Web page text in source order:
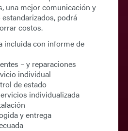
una mejor comunicación y
podrá
costos.
incluida con informe de
– y reparaciones
individual
de estado
individualizada
y entrega